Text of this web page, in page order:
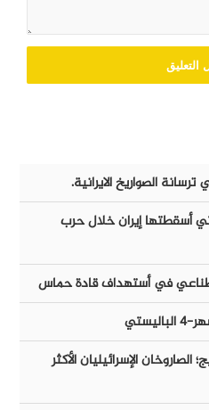
الصواريخ الايرانية.
أسقطتها إيران خلال حرب
في أستهداف قادة حماس
الإسرائيليان الأكثر